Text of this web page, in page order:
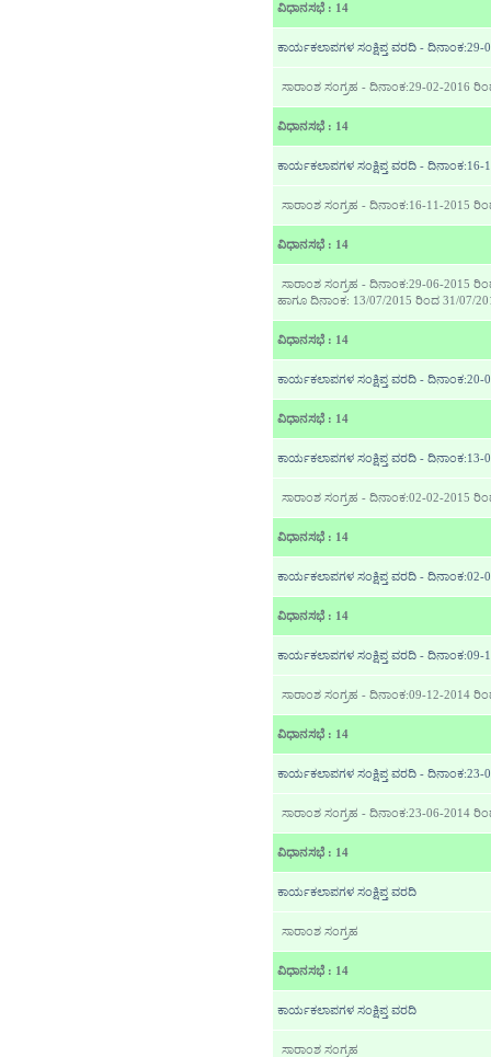
ವಿಧಾನಸಭೆ : 14
ಕಾರ್ಯಕಲಾಪಗಳ ಸಂಕ್ಷಿಪ್ತ ವರದಿ - ದಿನಾಂಕ:29-
ಸಾರಾಂಶ ಸಂಗ್ರಹ - ದಿನಾಂಕ:29-02-2016
ವಿಧಾನಸಭೆ : 14
ಕಾರ್ಯಕಲಾಪಗಳ ಸಂಕ್ಷಿಪ್ತ ವರದಿ - ದಿನಾಂಕ:16-
ಸಾರಾಂಶ ಸಂಗ್ರಹ - ದಿನಾಂಕ:16-11-2015
ವಿಧಾನಸಭೆ : 14
ಸಾರಾಂಶ ಸಂಗ್ರಹ - ದಿನಾಂಕ:29-06-2015
ಹಾಗೂ ದಿನಾಂಕ: 13/07/2015 ರಿಂದ 31/07/
ವಿಧಾನಸಭೆ : 14
ಕಾರ್ಯಕಲಾಪಗಳ ಸಂಕ್ಷಿಪ್ತ ವರದಿ - ದಿನಾಂಕ:20-
ವಿಧಾನಸಭೆ : 14
ಕಾರ್ಯಕಲಾಪಗಳ ಸಂಕ್ಷಿಪ್ತ ವರದಿ - ದಿನಾಂಕ:13-
ಸಾರಾಂಶ ಸಂಗ್ರಹ - ದಿನಾಂಕ:02-02-2015
ವಿಧಾನಸಭೆ : 14
ಕಾರ್ಯಕಲಾಪಗಳ ಸಂಕ್ಷಿಪ್ತ ವರದಿ - ದಿನಾಂಕ:02-
ವಿಧಾನಸಭೆ : 14
ಕಾರ್ಯಕಲಾಪಗಳ ಸಂಕ್ಷಿಪ್ತ ವರದಿ - ದಿನಾಂಕ:09-
ಸಾರಾಂಶ ಸಂಗ್ರಹ - ದಿನಾಂಕ:09-12-2014
ವಿಧಾನಸಭೆ : 14
ಕಾರ್ಯಕಲಾಪಗಳ ಸಂಕ್ಷಿಪ್ತ ವರದಿ - ದಿನಾಂಕ:23-
ಸಾರಾಂಶ ಸಂಗ್ರಹ - ದಿನಾಂಕ:23-06-2014
ವಿಧಾನಸಭೆ : 14
ಕಾರ್ಯಕಲಾಪಗಳ ಸಂಕ್ಷಿಪ್ತ ವರದಿ
ಸಾರಾಂಶ ಸಂಗ್ರಹ
ವಿಧಾನಸಭೆ : 14
ಕಾರ್ಯಕಲಾಪಗಳ ಸಂಕ್ಷಿಪ್ತ ವರದಿ
ಸಾರಾಂಶ ಸಂಗ್ರಹ